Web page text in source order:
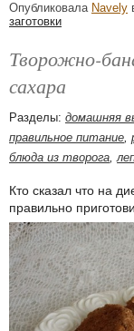
Опубликовала Navely
заготовки
Творожно-
сахара
Разделы: домашняя
правильное питание,
блюда из творога,
Кто сказал что на
правильно